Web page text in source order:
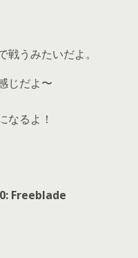
戦うみたいだよ。
じだよ〜
なるよ！
Freeblade